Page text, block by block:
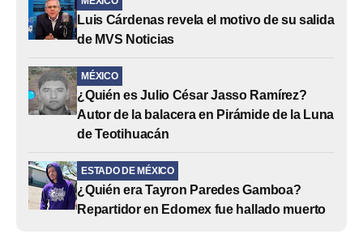
Luis Cárdenas revela el motivo de su salida
de MVS Noticias
MÉXICO
¿Quién es Julio César Jasso Ramírez?
Autor de la balacera en Pirámide de la Luna
de Teotihuacán
ESTADO DE MÉXICO
¿Quién era Tayron Paredes Gamboa?
Repartidor en Edomex fue hallado muerto